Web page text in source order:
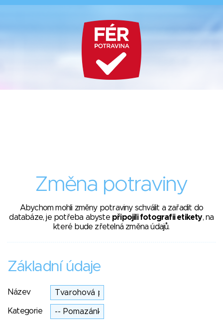
Změna potraviny
Abychom mohli změny potraviny schválit a zařadit do
databáze, je potřeba abyste připojili fotografii etikety, na
které bude zřetelná změna údajů.
Základní údaje
Název
Kategorie